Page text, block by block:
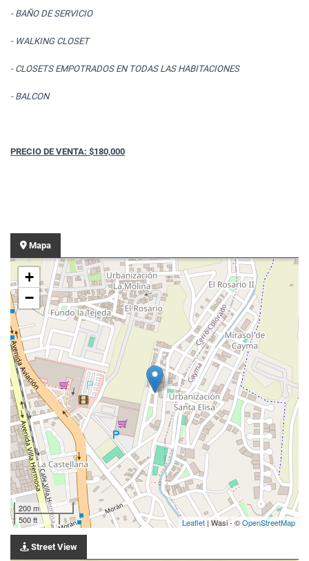
- BAÑO DE SERVICIO
- WALKING CLOSET
- CLOSETS EMPOTRADOS EN TODAS LAS HABITACIONES
- BALCON
PRECIO DE VENTA: $180,000
Mapa
+
−
200 m
500 ft
Leaflet | Wasi - ©OpenStreetMap
Street View